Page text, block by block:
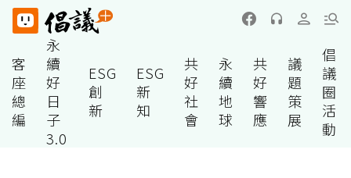
客
座
總
編
永
續
好
日
子
3.0
ESG
創
新
ESG
新
知
共
好
社
會
永
續
地
球
共
好
響
應
議
題
策
展
倡
議
圈
活
動